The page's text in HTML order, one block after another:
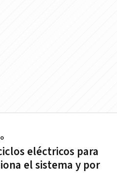
eléctricos para
el sistema y por